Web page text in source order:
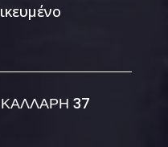
ΚΑΛΛΑΡΗ 37